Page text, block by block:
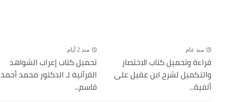
منذ عام
قراءة وتحميل كتاب الاختصار
والتكميل لشرح ابن عقيل على
ألفية...
منذ 2 أيام
تحميل كتاب إعراب الشواهد
القرآنية لـ الدكتور محمد أحمد
قاسم...